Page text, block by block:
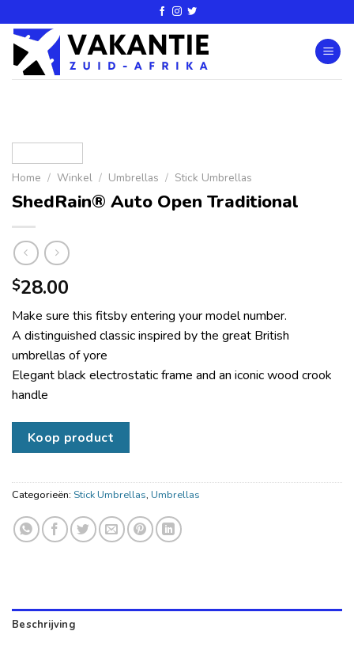
Home / Winkel / Umbrellas / Stick Umbrellas
ShedRain® Auto Open Traditional
$28.00
Make sure this fitsby entering your model number.
A distinguished classic inspired by the great British
umbrellas of yore
Elegant black electrostatic frame and an iconic wood crook
handle
Koop product
Categorieën: Stick Umbrellas, Umbrellas
Beschrijving